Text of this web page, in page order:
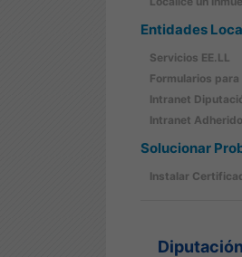
Entidades
Servicios EE.LL
Formularios para
Intranet
Intranet
Solucionar
Instalar